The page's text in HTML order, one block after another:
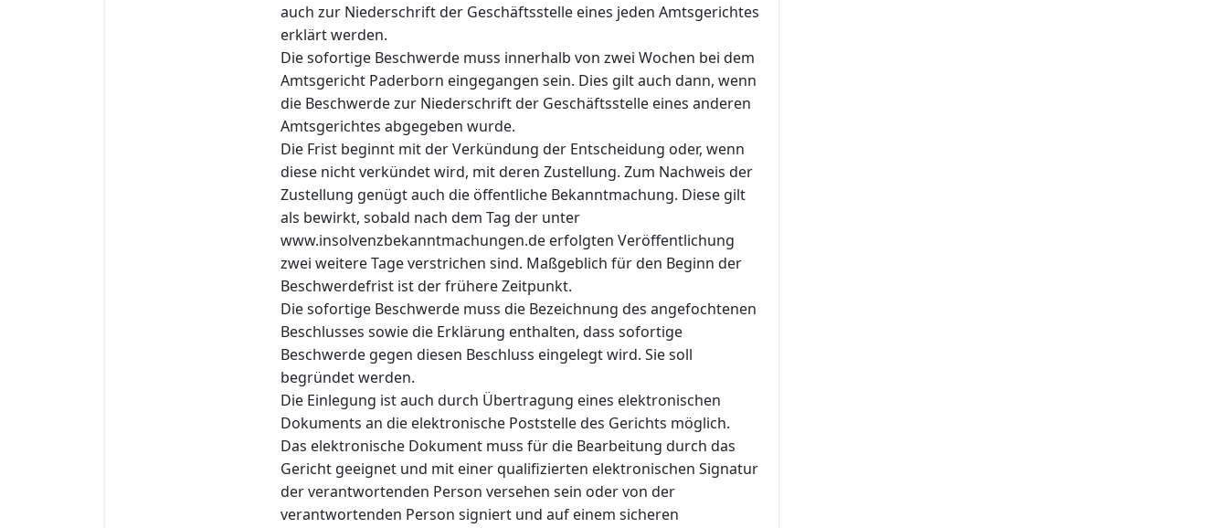
auch zur Niederschrift der Geschäftsstelle eines jeden Amtsgerichtes
erklärt werden.
Die sofortige Beschwerde muss innerhalb von zwei Wochen bei dem
Amtsgericht Paderborn eingegangen sein. Dies gilt auch dann, wenn
die Beschwerde zur Niederschrift der Geschäftsstelle eines anderen
Amtsgerichtes abgegeben wurde.
Die Frist beginnt mit der Verkündung der Entscheidung oder, wenn
diese nicht verkündet wird, mit deren Zustellung. Zum Nachweis der
Zustellung genügt auch die öffentliche Bekanntmachung. Diese gilt
als bewirkt, sobald nach dem Tag der unter
www.insolvenzbekanntmachungen.de erfolgten Veröffentlichung
zwei weitere Tage verstrichen sind. Maßgeblich für den Beginn der
Beschwerdefrist ist der frühere Zeitpunkt.
Die sofortige Beschwerde muss die Bezeichnung des angefochtenen
Beschlusses sowie die Erklärung enthalten, dass sofortige
Beschwerde gegen diesen Beschluss eingelegt wird. Sie soll
begründet werden.
Die Einlegung ist auch durch Übertragung eines elektronischen
Dokuments an die elektronische Poststelle des Gerichts möglich.
Das elektronische Dokument muss für die Bearbeitung durch das
Gericht geeignet und mit einer qualifizierten elektronischen Signatur
der verantwortenden Person versehen sein oder von der
verantwortenden Person signiert und auf einem sicheren